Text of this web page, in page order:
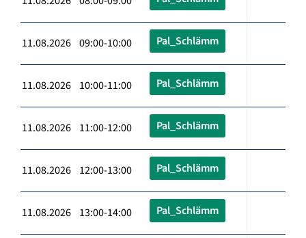
11.08.2026 09:00-10:00 Pal_Schlämm
11.08.2026 10:00-11:00 Pal_Schlämm
11.08.2026 11:00-12:00 Pal_Schlämm
11.08.2026 12:00-13:00 Pal_Schlämm
11.08.2026 13:00-14:00 Pal_Schlämm